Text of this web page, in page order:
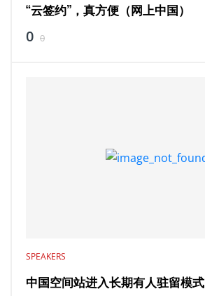
“云签约”，真方便（网上中国）
0 0
SPEAKERS
中国空间站进入长期有人驻留模式